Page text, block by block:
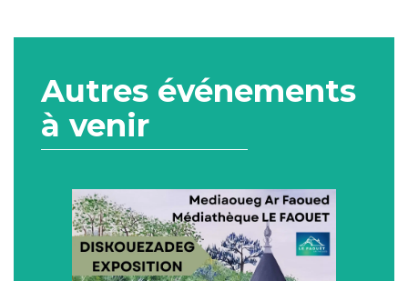
Autres événements
à venir